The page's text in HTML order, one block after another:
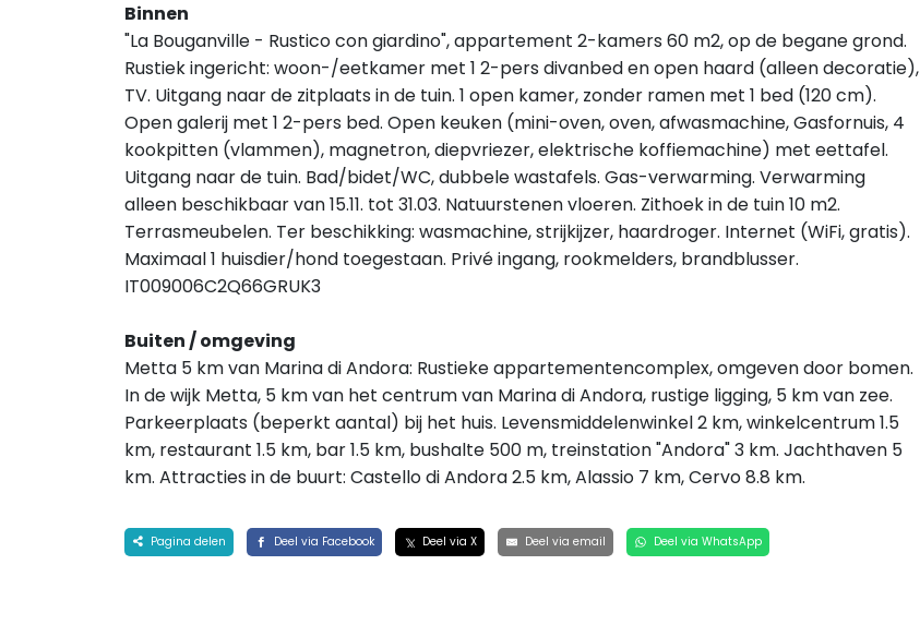
Binnen
"La Bouganville - Rustico con giardino", appartement 2-kamers 60 m2, op de begane grond.
Rustiek ingericht: woon-/eetkamer met 1 2-pers divanbed en open haard (alleen decoratie),
TV. Uitgang naar de zitplaats in de tuin. 1 open kamer, zonder ramen met 1 bed (120 cm).
Open galerij met 1 2-pers bed. Open keuken (mini-oven, oven, afwasmachine, Gasfornuis, 4
kookpitten (vlammen), magnetron, diepvriezer, elektrische koffiemachine) met eettafel.
Uitgang naar de tuin. Bad/bidet/WC, dubbele wastafels. Gas-verwarming. Verwarming
alleen beschikbaar van 15.11. tot 31.03. Natuurstenen vloeren. Zithoek in de tuin 10 m2.
Terrasmeubelen. Ter beschikking: wasmachine, strijkijzer, haardroger. Internet (WiFi, gratis).
Maximaal 1 huisdier/hond toegestaan. Privé ingang, rookmelders, brandblusser.
IT009006C2Q66GRUK3
Buiten / omgeving
Metta 5 km van Marina di Andora: Rustieke appartementencomplex, omgeven door bomen.
In de wijk Metta, 5 km van het centrum van Marina di Andora, rustige ligging, 5 km van zee.
Parkeerplaats (beperkt aantal) bij het huis. Levensmiddelenwinkel 2 km, winkelcentrum 1.5
km, restaurant 1.5 km, bar 1.5 km, bushalte 500 m, treinstation "Andora" 3 km. Jachthaven 5
km. Attracties in de buurt: Castello di Andora 2.5 km, Alassio 7 km, Cervo 8.8 km.
Pagina delen Deel via Facebook Deel via X Deel via email Deel via WhatsApp